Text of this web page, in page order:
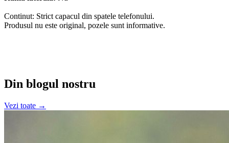
Continut: Strict capacul din spatele telefonului.
Produsul nu este original, pozele sunt informative.
Din blogul nostru
Vezi toate →